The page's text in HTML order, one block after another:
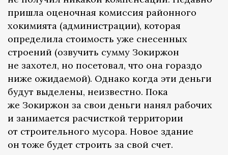
пришла оценочная комиссия районного
хокимията (администрации), которая
определила стоимость уже снесенных
строений (озвучить сумму Зокиржон
не захотел, но посетовал, что она гораздо
ниже ожидаемой). Однако когда эти деньги
будут выделены, неизвестно. Пока
же Зокиржон за свои деньги нанял рабочих
и занимается расчисткой территории
от строительного мусора. Новое здание
он тоже будет строить за свой счет.